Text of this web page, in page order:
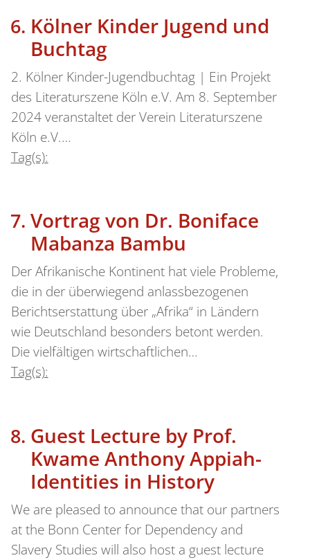
Kölner Kinder Jugend und
Buchtag
2. Kölner Kinder-Jugendbuchtag | Ein Projekt
des Literaturszene Köln e.V. Am 8. September
2024 veranstaltet der Verein Literaturszene
Köln e.V.…
Tag(s):
Vortrag von Dr. Boniface
Mabanza Bambu
Der Afrikanische Kontinent hat viele Probleme,
die in der überwiegend anlassbezogenen
Berichtserstattung über „Afrika“ in Ländern
wie Deutschland besonders betont werden.
Die vielfältigen wirtschaftlichen…
Tag(s):
Guest Lecture by Prof.
Kwame Anthony Appiah-
Identities in History
We are pleased to announce that our partners
at the Bonn Center for Dependency and
Slavery Studies will also host a guest lecture